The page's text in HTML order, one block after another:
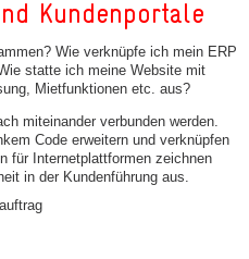
Kundenportale
Wie verknüpfe ich mein ERP
statte ich meine Website mit
Mietfunktionen etc. aus?
miteinander verbunden werden.
Code erweitern und verknüpfen
für Internetplattformen zeichnen
in der Kundenführung aus.